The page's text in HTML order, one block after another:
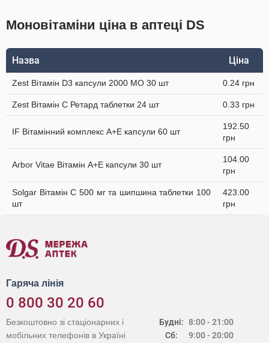
Моновітаміни ціна в аптеці DS
Назва Ціна
Zest Вітамін D3 капсули 2000 МО 30 шт 0.24 грн
Zest Вітамін C Ретард таблетки 24 шт 0.33 грн
IF Вітамінний комплекс А+Е капсули 60 шт
192.50
грн
Arbor Vitae Вітамін A+Е капсули 30 шт
104.00
грн
Solgar Вітамін C 500 мг та шипшина таблетки 100
шт
423.00
грн
Гаряча лінія
0 800 30 20 60
Будні:
Сб:
8:00 - 21:00
9:00 - 20:00
Безкоштовно зі стаціонарних і
мобільних телефонів в Україні